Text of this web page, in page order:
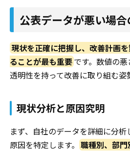
公表データが悪い場
現状を正確に把握し、改善計画
ることが最も重要です。数値の悪
透明性を持って改善に取り組む姿
現状分析と原因究明
まず、自社のデータを詳細に分
原因を特定します。 職種別、部